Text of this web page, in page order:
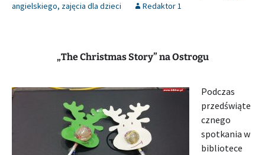
angielskiego, zajęcia dla dzieci Redaktor 1
„The Christmas Story” na Ostrogu
Podczas
przedświąte
cznego
spotkania w
bibliotece